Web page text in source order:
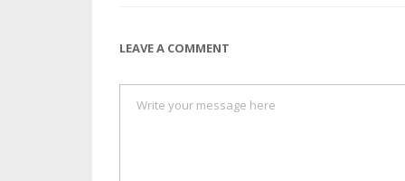
LEAVE A COMMENT